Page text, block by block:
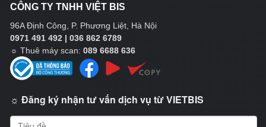
CÔNG TY TNHH VIỆT BIS
96A Định Công, P. Phương Liệt, Hà Nội
0971 491 492 | 036 862 6789
☼ Thuê máy scan: 089 6688 636
☼ Đăng ký nhận tư vấn dịch vụ từ VIETBIS